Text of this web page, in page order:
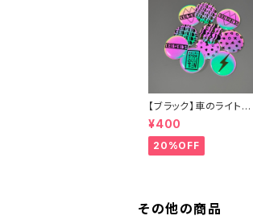
【ブラック】車のライトで
光る！缶バッジ
¥400
20%OFF
その他の商品